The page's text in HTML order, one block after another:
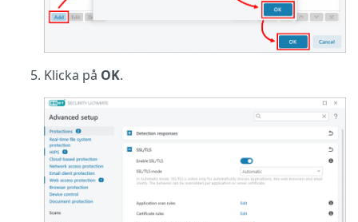
Klicka på OK.